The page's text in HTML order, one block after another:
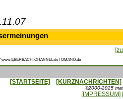
www.EBERBACH-CHANNEL.de / OMANO.de
[STARTSEITE] [KURZNACHRICHTEN]
©2000-2025
[IMPRESSUM]